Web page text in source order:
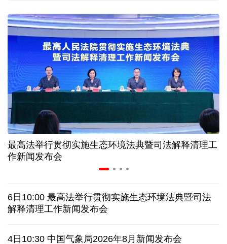
美媒:多场景低成本应用 中国让AI变得更具实用价值
上半年机械工业规上企业实现营业收入同比增长
6.5%
“零关税”实施100天 见证中非合作新气象
高温下用电负荷创新高 解码今夏的清凉底气
活力中国调研行丨弯道超车 如何“皖”美提速
伊朗：与阿曼“接近”达成协议但并不意味重开海峡
最高法举行贯彻实施生态环境法典暨司法解释清理工
作新闻发布会
6日10:00 最高法举行贯彻实施生态环境法典暨司法
解释清理工作新闻发布会
4日10:30 中国气象局2026年8月新闻发布会